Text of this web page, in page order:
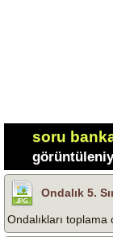
soru
Ondalık 5.
Ondalıkları toplama